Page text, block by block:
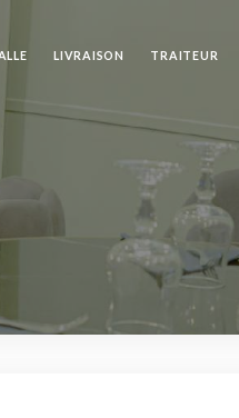
LIVRAISON TRAITEUR